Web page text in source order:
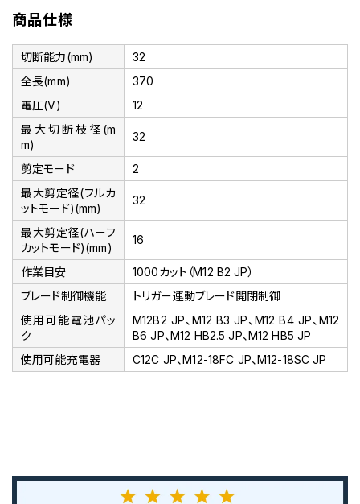
商品仕様
切断能力(mm)
32
全長(mm)
370
電圧(V)
12
最大切断枝径(m
m)
32
剪定モード
2
最大剪定径(フルカ
ットモード)(mm)
32
最大剪定径(ハーフ
カットモード)(mm)
16
作業目安
1000カット（M12 B2 JP）
ブレード制御機能
トリガー連動ブレード開閉制御
使用可能電池パッ
ク
M12B2 JP、M12 B3 JP、M12 B4 JP、M12
B6 JP、M12 HB2.5 JP、M12 HB5 JP
使用可能充電器
C12C JP、M12-18FC JP、M12-18SC JP